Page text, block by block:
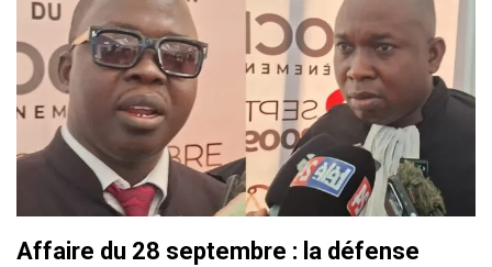
Affaire du 28 septembre : la défense